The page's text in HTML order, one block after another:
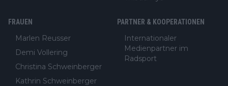
FRAUEN
Marlen Reusser
Demi Vollering
Christina Schweinberger
Kathrin Schweinberger
PARTNER & KOOPERATIONEN
Internationaler
Medienpartner im
Radsport